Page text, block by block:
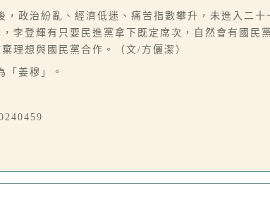
，政治紛亂、經濟低迷、痛苦指數攀升，未進入二
，李登輝有只要民進黨拿下既定席次，自然會有國
理想與國民黨合作。（文/方儷潔）
「姜穆」。